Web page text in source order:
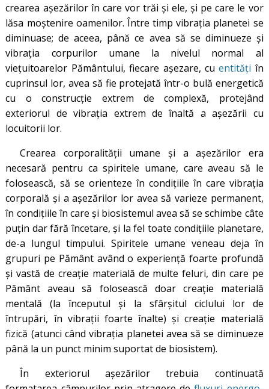
crearea așezărilor în care vor trăi și ele, și pe care le vor
lăsa moștenire oamenilor. Între timp vibrația planetei se
diminuase; de aceea, până ce avea să se diminueze și
vibrația corpurilor umane la nivelul normal al
viețuitoarelor Pământului, fiecare așezare, cuentități în
cuprinsul lor, avea să fie protejată într-o bulă energetică
cu o construcție extrem de complexă, protejând
exteriorul de vibrația extrem de înaltă a așezării cu
locuitorii lor.
Crearea corporalității umane și a așezărilor era
necesară pentru ca spiritele umane, care aveau să le
folosească, să se orienteze în condițiile în care vibrația
corporală și a așezărilor lor avea să varieze permanent,
în condițiile în care și biosistemul avea să se schimbe câte
puțin dar fără încetare, și la fel toate condițiile planetare,
de-a lungul timpului. Spiritele umane veneau deja în
grupuri pe Pământ având o experiență foarte profundă
și vastă de creație materială de multe feluri, din care pe
Pământ aveau să folosească doar creație materială
mentală (la începutul și la sfârșitul ciclului lor de
întrupări, în vibrații foarte înalte) și creație materială
fizică (atunci când vibrația planetei avea să se diminueze
până la un punct minim suportat de biosistem).
În exteriorul așezărilor trebuia continuată